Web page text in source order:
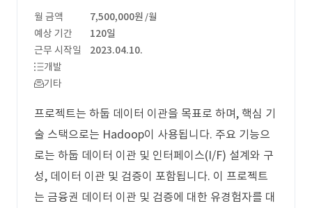
월 금액 7,500,000원 /월
예상 기간
120일
근무 시작일
2023.04.10.
개발
기타
프로젝트는 하둡 데이터 이관을 목표로 하며, 핵심 기
술 스택으로는 Hadoop이 사용됩니다. 주요 기능으
로는 하둡 데이터 이관 및 인터페이스(I/F) 설계와 구
성, 데이터 이관 및 검증이 포함됩니다. 이 프로젝트
는 금융권 데이터 이관 및 검증에 대한 유경험자를 대